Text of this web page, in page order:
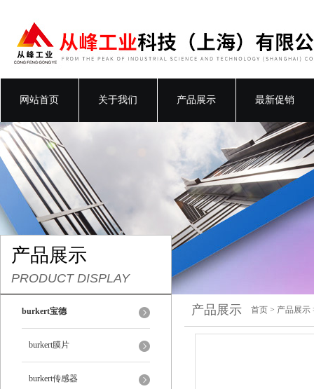
网站首页 关于我们 产品展示 最新促销
产品展示
PRODUCT DISPLAY
burkert宝德
burkert膜片
burkert传感器
产品展示 首页 > 产品展示